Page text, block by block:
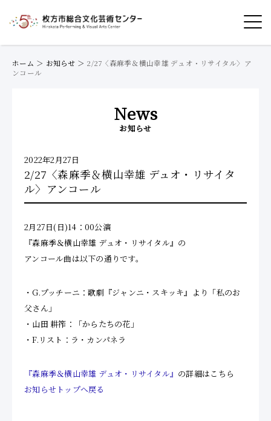
ホーム ＞ お知らせ ＞ 2/27〈森麻季＆横山幸雄 デュオ・リサイタル〉ア
ンコール
News
お知らせ
2022年2月27日
2/27〈森麻季＆横山幸雄 デュオ・リサイタ
ル〉アンコール
2月27日(日)14：00公演
『森麻季＆横山幸雄 デュオ・リサイタル』の
アンコール曲は以下の通りです。
・G.プッチーニ：歌劇『ジャンニ・スキッキ』より「私のお
父さん」
・ 山田 耕筰：「からたちの花」
・F.リスト： ラ ・ カンパネラ
『森麻季＆横山幸雄 デュオ・リサイタル』 の詳細はこちら
お知らせトップへ戻る